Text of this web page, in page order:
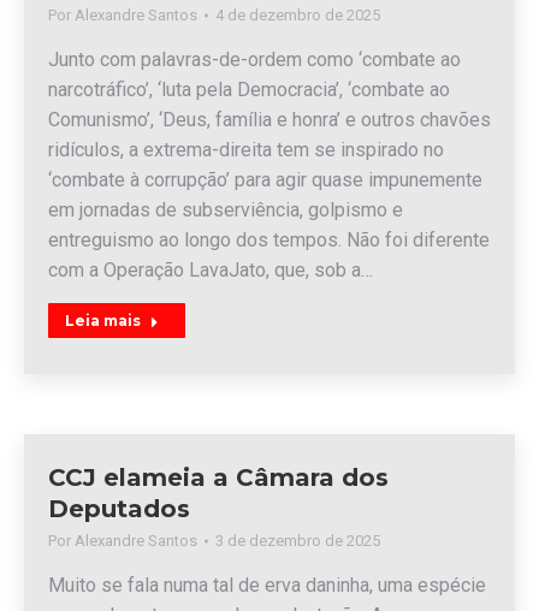
Por Alexandre Santos 4 de dezembro de 2025
Junto com palavras-de-ordem como ‘combate ao
narcotráfico’, ‘luta pela Democracia’, ‘combate ao
Comunismo’, ‘Deus, família e honra’ e outros chavões
ridículos, a extrema-direita tem se inspirado no
‘combate à corrupção’ para agir quase impunemente
em jornadas de subserviência, golpismo e
entreguismo ao longo dos tempos. Não foi diferente
com a Operação LavaJato, que, sob a…
Leia mais
CCJ elameia a Câmara dos
Deputados
Por Alexandre Santos 3 de dezembro de 2025
Muito se fala numa tal de erva daninha, uma espécie